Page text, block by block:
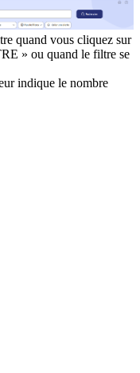
quand vous cliquez sur
» ou quand le filtre se
indique le nombre